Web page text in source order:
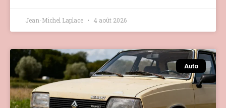
Jean-Michel Laplace 4 août 2026
Auto